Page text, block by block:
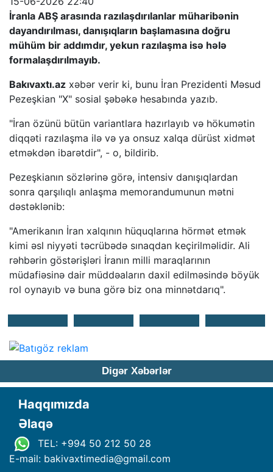
İranla ABŞ arasında razılaşdırılanlar müharibənin
dayandırılması, danışıqların başlamasına doğru
mühüm bir addımdır, yekun razılaşma isə hələ
formalaşdırılmayıb.
Bakıvaxtı.az xəbər verir ki, bunu İran Prezidenti Məsud
Pezeşkian "X" sosial şəbəkə hesabında yazıb.
"İran özünü bütün variantlara hazırlayıb və hökumətin
diqqəti razılaşma ilə və ya onsuz xalqa dürüst xidmət
etməkdən ibarətdir", - o, bildirib.
Pezeşkianın sözlərinə görə, intensiv danışıqlardan
sonra qarşılıqlı anlaşma memorandumunun mətni
dəstəklənib:
"Amerikanın İran xalqının hüquqlarına hörmət etmək
kimi əsl niyyəti təcrübədə sınaqdan keçirilməlidir. Ali
rəhbərin göstərişləri İranın milli maraqlarının
müdafiəsinə dair müddəaların daxil edilməsində böyük
rol oynayıb və buna görə biz ona minnətdarıq".
Digər Xəbərlər
Haqqımızda
Əlaqə
TEL: +994 50 212 50 28
E-mail: bakivaxtimedia@gmail.com